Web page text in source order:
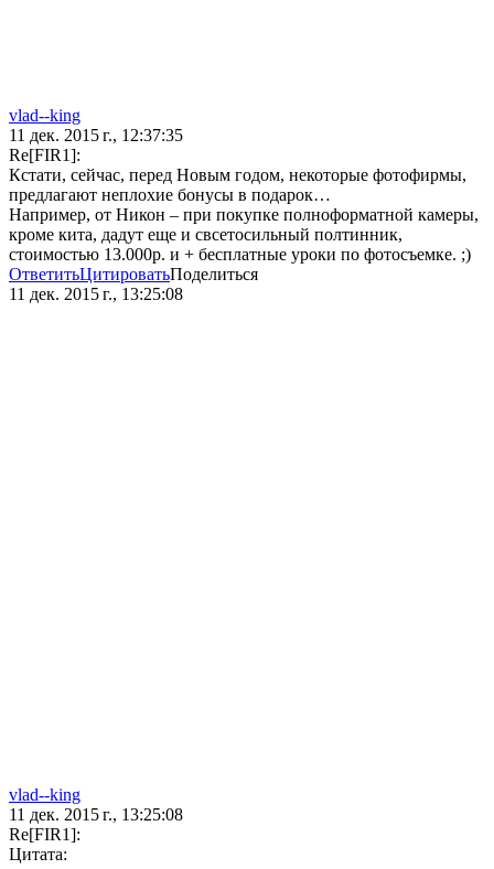
vlad--king
11 дек. 2015 г., 12:37:35
Re[FIR1]:
Кстати, сейчас, перед Новым годом, некоторые фотофирмы,
предлагают неплохие бонусы в подарок…
Например, от Никон – при покупке полноформатной камеры,
кроме кита, дадут еще и свсетосильный полтинник,
стоимостью 13.000р. и + бесплатные уроки по фотосъемке. ;)
ОтветитьЦитироватьПоделиться
11 дек. 2015 г., 13:25:08
vlad--king
11 дек. 2015 г., 13:25:08
Re[FIR1]:
Цитата: